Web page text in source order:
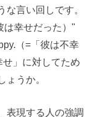
言い回しです。
は幸せだった）"
（=「彼は不幸
」に対してため
ょうか。
表現する人の強調